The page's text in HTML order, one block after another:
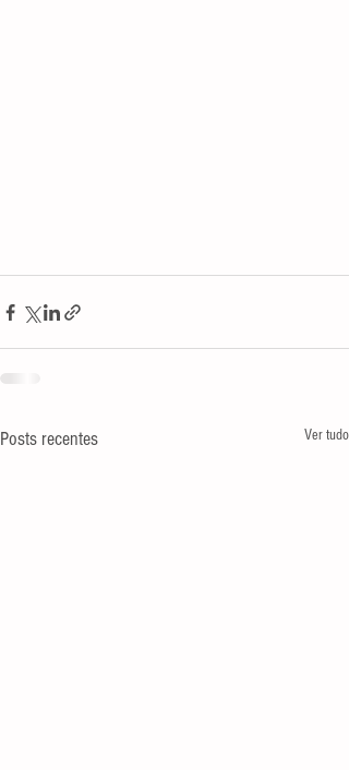
Posts recentes Ver tudo